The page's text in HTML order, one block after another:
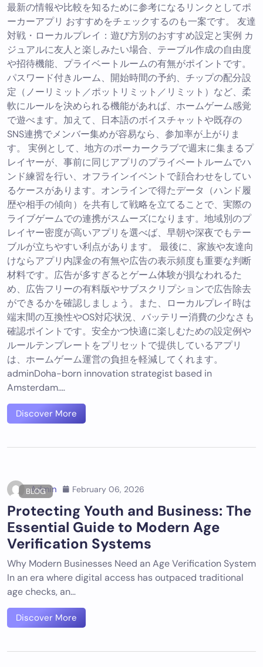
最新の情報や比較を知るために参考になるリンクとしてポ
ーカーアプリ おすすめをチェックするのも一案です。 友達
対戦・ローカルプレイ：遊び方別のおすすめ設定と実例 カ
ジュアルに友人と楽しみたい場合、テーブル作成の自由度
や招待機能、プライベートルームの有無がポイントです。
パスワード付きルーム、開始時間の予約、チップの配分設
定（ノーリミット／ポットリミット／リミット）など、柔
軟にルールを決められる機能があれば、ホームゲーム感覚
で遊べます。加えて、日本語のボイスチャットや既存の
SNS連携でメンバー集めが容易なら、参加率が上がりま
す。 実例として、地方のポーカークラブで週末に集まるプ
レイヤーが、事前に同じアプリのプライベートルームでハ
ンド練習を行い、オフラインイベントで顔合わせをしてい
るケースがあります。オンラインで得たデータ（ハンド履
歴や相手の傾向）を共有して戦略を立てることで、実際の
ライブゲームでの連携がスムーズになります。地域別のプ
レイヤー密度が高いアプリを選べば、早朝や深夜でもテー
ブルが立ちやすい利点があります。 最後に、家族や友達向
けならアプリ内課金の有無や広告の表示頻度も重要な判断
材料です。広告が多すぎるとゲーム体験が損なわれるた
め、広告フリーの有料版やサブスクリプションで広告除去
ができるかを確認しましょう。また、ローカルプレイ時は
端末間の互換性やOS対応状況、バッテリー消費の少なさも
確認ポイントです。安全かつ快適に楽しむための設定例や
ルールテンプレートをプリセットで提供しているアプリ
は、ホームゲーム運営の負担を軽減してくれます。
adminDoha-born innovation strategist based in
Amsterdam.…
Discover More
BLOG
Admin February 06, 2026
Protecting Youth and Business: The
Essential Guide to Modern Age
Verification Systems
Why Modern Businesses Need an Age Verification System
In an era where digital access has outpaced traditional
age checks, an…
Discover More